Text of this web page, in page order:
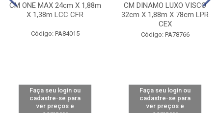
CM ONE MAX 24cm X 1,88m
X 1,38m LCC CFR
Código: PA84015
Faça seu login ou
cadastre-se para
ver preços e
CM DINAMO LUXO VISCO
32cm X 1,88m X 78cm LPR
CEX
Código: PA78766
Faça seu login ou
cadastre-se para
ver preços e